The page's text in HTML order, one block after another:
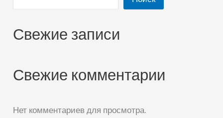
Свежие записи
Свежие комментарии
Нет комментариев для просмотра.